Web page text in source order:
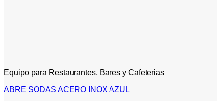
Equipo para Restaurantes, Bares y Cafeterias
ABRE SODAS ACERO INOX AZUL